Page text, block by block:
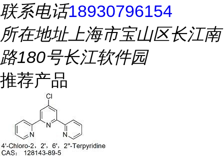
联系电话18930796154
所在地址上海市宝山区长江南
路180号长江软件园
推荐产品